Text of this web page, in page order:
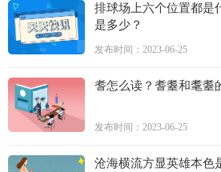
排球场上六个位置都是
是多少？
发布时间：2023-06-25
耆怎么读？耆耋和耄耋
发布时间：2023-06-25
沧海横流方显英雄本色